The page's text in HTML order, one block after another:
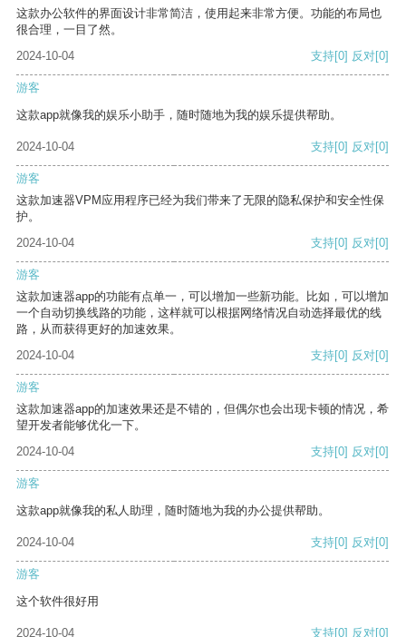
这款办公软件的界面设计非常简洁，使用起来非常方便。功能的布局也
很合理，一目了然。
2024-10-04
支持[0] 反对[0]
游客
这款app就像我的娱乐小助手，随时随地为我的娱乐提供帮助。
2024-10-04 支持[0] 反对[0]
游客
这款加速器VPM应用程序已经为我们带来了无限的隐私保护和安全性保
护。
2024-10-04
支持[0] 反对[0]
游客
这款加速器app的功能有点单一，可以增加一些新功能。比如，可以增加
一个自动切换线路的功能，这样就可以根据网络情况自动选择最优的线
路，从而获得更好的加速效果。
2024-10-04
支持[0] 反对[0]
游客
这款加速器app的加速效果还是不错的，但偶尔也会出现卡顿的情况，希
望开发者能够优化一下。
2024-10-04
支持[0] 反对[0]
游客
这款app就像我的私人助理，随时随地为我的办公提供帮助。
2024-10-04 支持[0] 反对[0]
游客
这个软件很好用
2024-10-04 支持[0] 反对[0]